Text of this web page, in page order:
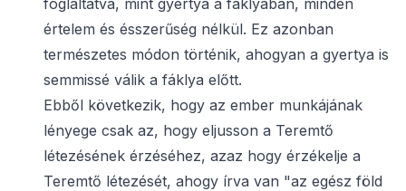
foglaltatva, mint gyertya a fáklyában, minden
értelem és ésszerűség nélkül. Ez azonban
természetes módon történik, ahogyan a gyertya is
semmissé válik a fáklya előtt.
Ebből következik, hogy az ember munkájának
lényege csak az, hogy eljusson a Teremtő
létezésének érzéséhez, azaz hogy érzékelje a
Teremtő létezését, ahogy írva van "az egész föld